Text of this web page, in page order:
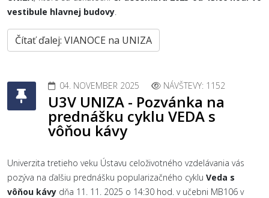
vestibule hlavnej budovy.
Čítať ďalej: VIANOCE na UNIZA
04. NOVEMBER 2025 NÁVŠTEVY: 1152
U3V UNIZA - Pozvánka na
prednášku cyklu VEDA s
vôňou kávy
Univerzita tretieho veku Ústavu celoživotného vzdelávania vás
pozýva na ďalšiu prednášku popularizačného cyklu Veda s
vôňou kávy dňa 11. 11. 2025 o 14:30 hod. v učebni MB106 v